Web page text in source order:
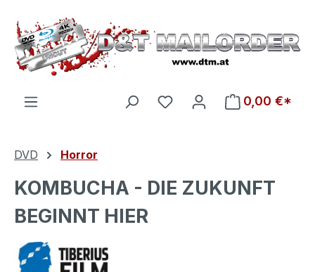
Zum Hauptinhalt springen
Du hast 0 Produkte auf
0,00 €*
DVD Horror
KOMBUCHA - DIE ZUKUNFT
BEGINNT HIER